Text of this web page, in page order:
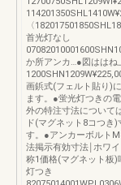
〈
首光灯なし
か所アンカ…●図ははね
画鋲式(フェルト貼り)
ます。●蛍光灯つきの
外の特注寸法について
ド(マグネット8コつ
す。●アンカーボルト
法掲示有効寸法￨ホワ
称1価格(マグネット板
灯つき